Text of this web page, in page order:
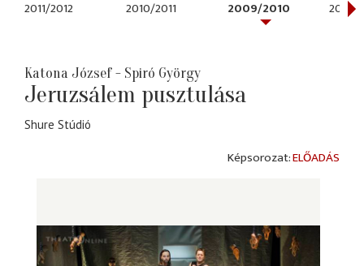
2011/2012 2010/2011 2009/2010 2008/
Katona József - Spiró György
Jeruzsálem pusztulása
Shure Stúdió
ELŐADÁS